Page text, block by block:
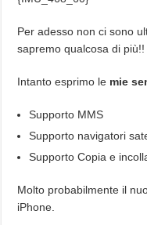
Per adesso non ci sono
sapremo qualcosa di più!!
Intanto esprimo le mie
Supporto MMS
Supporto navigatori
Supporto Copia e
Molto probabilmente il
iPhone.